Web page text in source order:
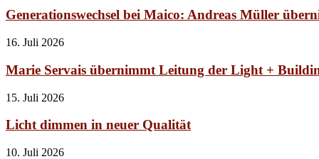
Generationswechsel bei Maico: Andreas Müller
16. Juli 2026
Marie Servais übernimmt Leitung der Light +
15. Juli 2026
Licht dimmen in neuer Qualität
10. Juli 2026